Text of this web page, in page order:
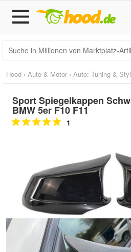
Hood › Auto & Motor › Auto: Tuning &
Sport Spiegelkappen
BMW 5er F10 F11
1